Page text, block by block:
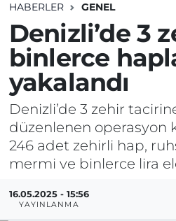
HABERLER GENEL
Denizli’de 3
binlerce
yakalandı
Denizli’de 3 zehir
düzenlenen operasyon
246 adet zehirli hap,
mermi ve binlerce lira
16.05.2025 - 15:56
YAYINLANMA
SPOR
EKONOMİ
SİYASET
RESMİ İLAN
SİYASET
SPOR
EKONOMİ
EĞİTİM
SAĞLIK
TEKNOLOJİ
Odunpazarı Trafik
TFF 3.Lig 4.Grup
Tüm Manşetler
Son Dakika Haberleri
Haber Arşivi